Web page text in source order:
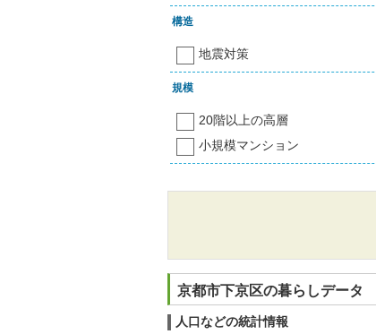
構造
地震対策
規模
20階以上の高層
小規模マンション
京都市下京区の暮らしデータ
人口などの統計情報